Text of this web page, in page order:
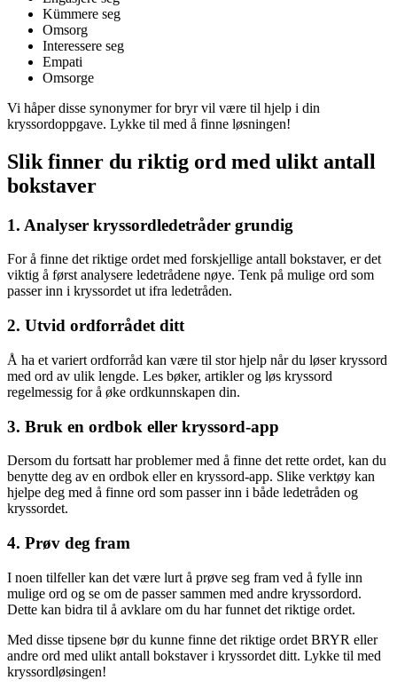
Kümmere seg
Omsorg
Interessere seg
Empati
Omsorge
Vi håper disse synonymer for bryr vil være til hjelp i din
kryssordoppgave. Lykke til med å finne løsningen!
Slik finner du riktig ord med ulikt antall
bokstaver
1. Analyser kryssordledetråder grundig
For å finne det riktige ordet med forskjellige antall bokstaver, er det
viktig å først analysere ledetrådene nøye. Tenk på mulige ord som
passer inn i kryssordet ut ifra ledetråden.
2. Utvid ordforrådet ditt
Å ha et variert ordforråd kan være til stor hjelp når du løser kryssord
med ord av ulik lengde. Les bøker, artikler og løs kryssord
regelmessig for å øke ordkunnskapen din.
3. Bruk en ordbok eller kryssord-app
Dersom du fortsatt har problemer med å finne det rette ordet, kan du
benytte deg av en ordbok eller en kryssord-app. Slike verktøy kan
hjelpe deg med å finne ord som passer inn i både ledetråden og
kryssordet.
4. Prøv deg fram
I noen tilfeller kan det være lurt å prøve seg fram ved å fylle inn
mulige ord og se om de passer sammen med andre kryssordord.
Dette kan bidra til å avklare om du har funnet det riktige ordet.
Med disse tipsene bør du kunne finne det riktige ordet BRYR eller
andre ord med ulikt antall bokstaver i kryssordet ditt. Lykke til med
kryssordløsingen!